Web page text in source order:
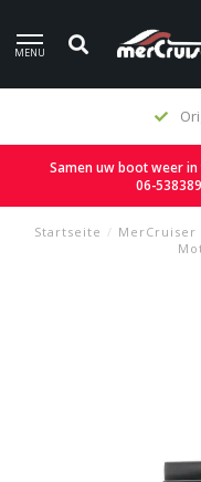
MENU
Samen uw boot weer
06-
Startseite /